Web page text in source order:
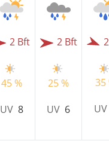
2 Bft
45 %
UV 8
2 Bft
25 %
UV 6
35
UV